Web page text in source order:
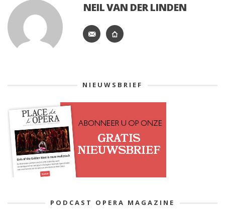
NEIL VAN DER LINDEN
NIEUWSBRIEF
PODCAST OPERA MAGAZINE